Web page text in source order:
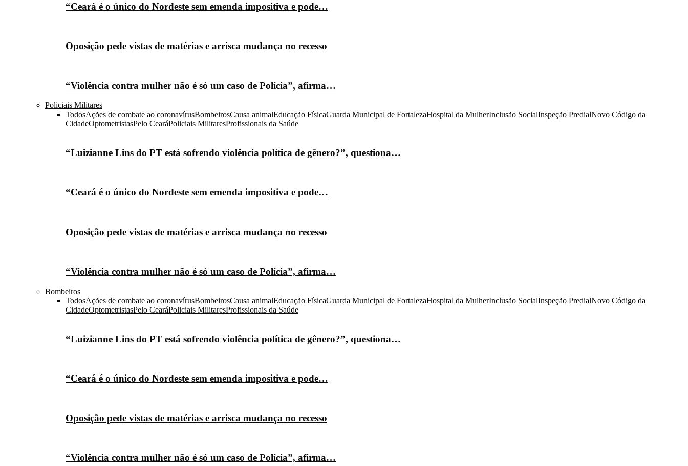
“Ceará é o único do Nordeste sem emenda impositiva e pode…
Oposição pede vistas de matérias e arrisca mudança no recesso
“Violência contra mulher não é só um caso de Polícia”, afirma…
Policiais Militares
TodosAções de combate ao coronavírusBombeirosCausa animalEducação FísicaGuarda Municipal de FortalezaHospital da MulherInclusão SocialInspeção PredialNovo Código da
CidadeOptometristasPelo CearáPoliciais MilitaresProfissionais da Saúde
“Luizianne Lins do PT está sofrendo violência política de gênero?”, questiona…
“Ceará é o único do Nordeste sem emenda impositiva e pode…
Oposição pede vistas de matérias e arrisca mudança no recesso
“Violência contra mulher não é só um caso de Polícia”, afirma…
Bombeiros
TodosAções de combate ao coronavírusBombeirosCausa animalEducação FísicaGuarda Municipal de FortalezaHospital da MulherInclusão SocialInspeção PredialNovo Código da
CidadeOptometristasPelo CearáPoliciais MilitaresProfissionais da Saúde
“Luizianne Lins do PT está sofrendo violência política de gênero?”, questiona…
“Ceará é o único do Nordeste sem emenda impositiva e pode…
Oposição pede vistas de matérias e arrisca mudança no recesso
“Violência contra mulher não é só um caso de Polícia”, afirma…